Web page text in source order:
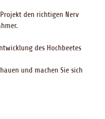
den richtigen Nerv
des Hochbeetes
und machen Sie sich